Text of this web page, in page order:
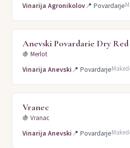
Vinarija Agronikolov📍 Povardarje
Anevski Povardarie Dry
🍇 Merlot
Vinarija Anevski📍 Povardarje
Vranec
🍇 Vranac
Vinarija Anevski📍 Povardarje